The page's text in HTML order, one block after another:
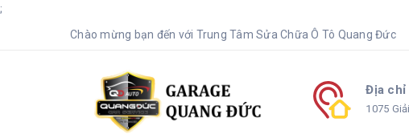
;
Chào mừng bạn đến với Trung Tâm Sửa Chữa Ô Tô Quang Đức
Địa chỉ
1075